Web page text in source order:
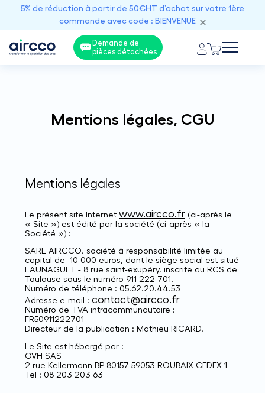
5% de réduction à partir de 50€HT d’achat sur votre 1ère
commande avec code : BIENVENUE
Demande de
pièces détachées
Mentions légales, CGU
Mentions légales
Le présent site Internet www.aircco.fr (ci-après le
« Site ») est édité par la société (ci-après « la
Société ») :
SARL AIRCCO, société à responsabilité limitée au
capital de 10 000 euros, dont le siège social est situé
LAUNAGUET - 8 rue saint-exupéry, inscrite au RCS de
Toulouse sous le numéro 911 222 701.
Numéro de téléphone : 05.62.20.44.53
Adresse e-mail : contact@aircco.fr
Numéro de TVA intracommunautaire :
FR50911222701
Directeur de la publication : Mathieu RICARD.
Le Site est hébergé par :
OVH SAS
2 rue Kellermann BP 80157 59053 ROUBAIX CEDEX 1
Tel : 08 203 203 63